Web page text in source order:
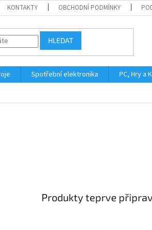
KONTAKTY OBCHODNÍ PODMÍNKY
HLEDAT
Spotřební elektronika PC, Hry a
Produkty teprve